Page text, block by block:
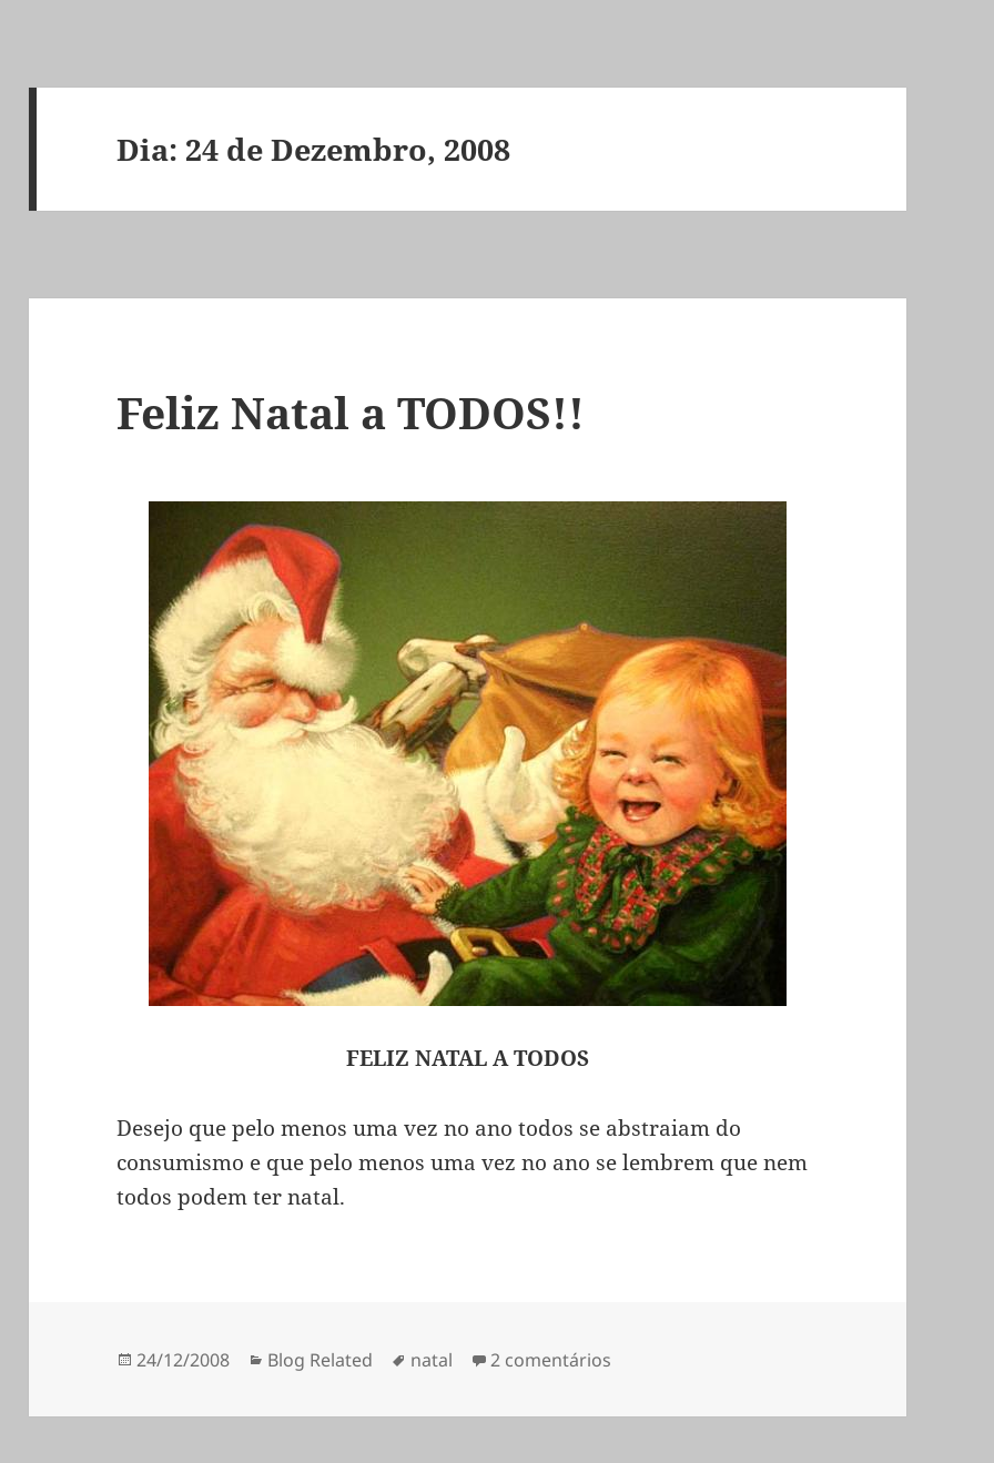
Dia: 24 de Dezembro, 2008
Feliz Natal a TODOS!!
FELIZ NATAL A TODOS
Desejo que pelo menos uma vez no ano todos se abstraiam do
consumismo e que pelo menos uma vez no ano se lembrem que nem
todos podem ter natal.
Publicado
24/12/2008 Categorias
Blog Related Etiquetas
natal 2 comentários